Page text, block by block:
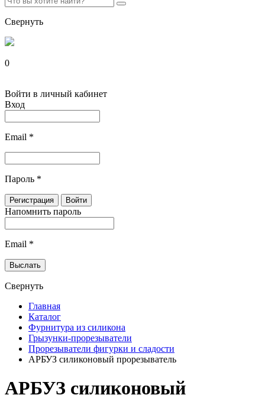
Свернуть
0
Войти в личный кабинет
Вход
Email *
Пароль *
Напомнить пароль
Email *
Свернуть
Главная
Каталог
Фурнитура из силикона
Грызунки-прорезыватели
Прорезыватели фигурки и сладости
АРБУЗ силиконовый прорезыватель
АРБУЗ силиконовый